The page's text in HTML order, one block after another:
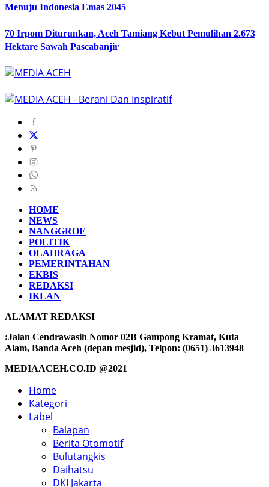
Menuju Indonesia Emas 2045
70 Irpom Diturunkan, Aceh Tamiang Kebut Pemulihan 2.673
Hektare Sawah Pascabanjir
HOME
NEWS
NANGGROE
POLITIK
OLAHRAGA
PEMERINTAHAN
EKBIS
REDAKSI
IKLAN
ALAMAT REDAKSI
:Jalan Cendrawasih Nomor 02B Gampong Kramat, Kuta
Alam, Banda Aceh (depan mesjid), Telpon: (0651) 3613948
MEDIAACEH.CO.ID @2021
Home
Kategori
Label
Balapan
Berita Otomotif
Bulutangkis
Daihatsu
DKI Jakarta